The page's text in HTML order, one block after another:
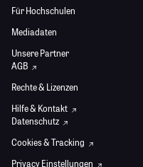
Für Hochschulen
Mediadaten
Unsere Partner
AGB
Rechte & Lizenzen
Hilfe & Kontakt
Datenschutz
Cookies & Tracking
Privacy Einstellungen